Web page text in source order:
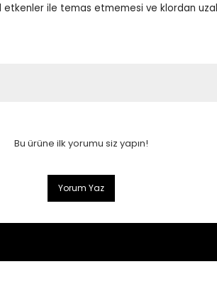
etkenler ile temas etmemesi ve klordan
Bu ürüne ilk yorumu siz yapın!
Yorum Yaz